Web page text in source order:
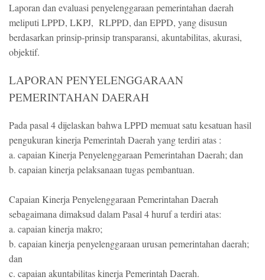
Laporan dan evaluasi penyelenggaraan pemerintahan daerah
meliputi LPPD, LKPJ, RLPPD, dan EPPD, yang disusun
berdasarkan prinsip-prinsip transparansi, akuntabilitas, akurasi,
objektif.
LAPORAN PENYELENGGARAAN
PEMERINTAHAN DAERAH
Pada pasal 4 dijelaskan bahwa LPPD memuat satu kesatuan hasil
pengukuran kinerja Pemerintah Daerah yang terdiri atas :
a. capaian Kinerja Penyelenggaraan Pemerintahan Daerah; dan
b. capaian kinerja pelaksanaan tugas pembantuan.
Capaian Kinerja Penyelenggaraan Pemerintahan Daerah
sebagaimana dimaksud dalam Pasal 4 huruf a terdiri atas:
a. capaian kinerja makro;
b. capaian kinerja penyelenggaraan urusan pemerintahan daerah;
dan
c. capaian akuntabilitas kinerja Pemerintah Daerah.